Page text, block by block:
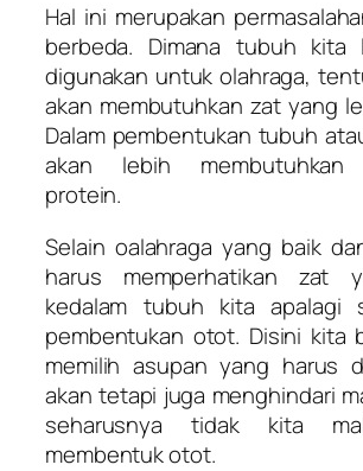
Hal ini merupakan
berbeda. Dimana tubuh kita
digunakan untuk olahraga,
akan membutuhkan zat yang
Dalam pembentukan tubuh
akan lebih membutuhkan
protein.
Selain oalahraga yang baik
harus memperhatikan zat
kedalam tubuh kita apalagi
pembentukan otot. Disini kita
memilih asupan yang harus
akan tetapi juga menghindari
seharusnya tidak kita
membentuk otot.